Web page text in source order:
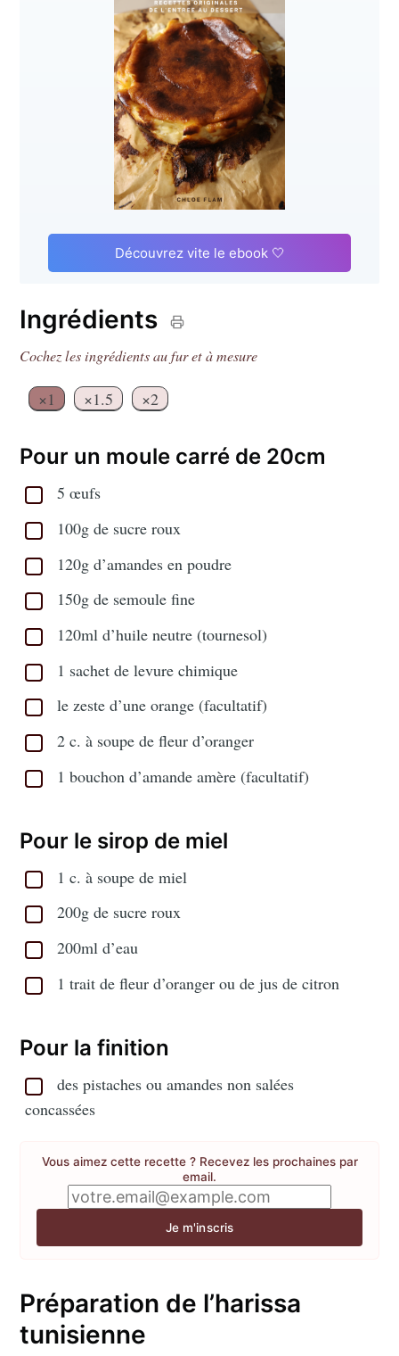
Découvrez vite le ebook 🤍
Ingrédients
Cochez les ingrédients au fur et à mesure
×1 ×1.5 ×2
Pour un moule carré de 20cm
5 œufs
100g de sucre roux
120g d’amandes en poudre
150g de semoule fine
120ml d’huile neutre (tournesol)
1 sachet de levure chimique
le zeste d’une orange (facultatif)
2 c. à soupe de fleur d’oranger
1 bouchon d’amande amère (facultatif)
Pour le sirop de miel
1 c. à soupe de miel
200g de sucre roux
200ml d’eau
1 trait de fleur d’oranger ou de jus de citron
Pour la finition
des pistaches ou amandes non salées
concassées
Vous aimez cette recette ? Recevez les prochaines par
email.
Je m'inscris
Préparation de l’harissa
tunisienne